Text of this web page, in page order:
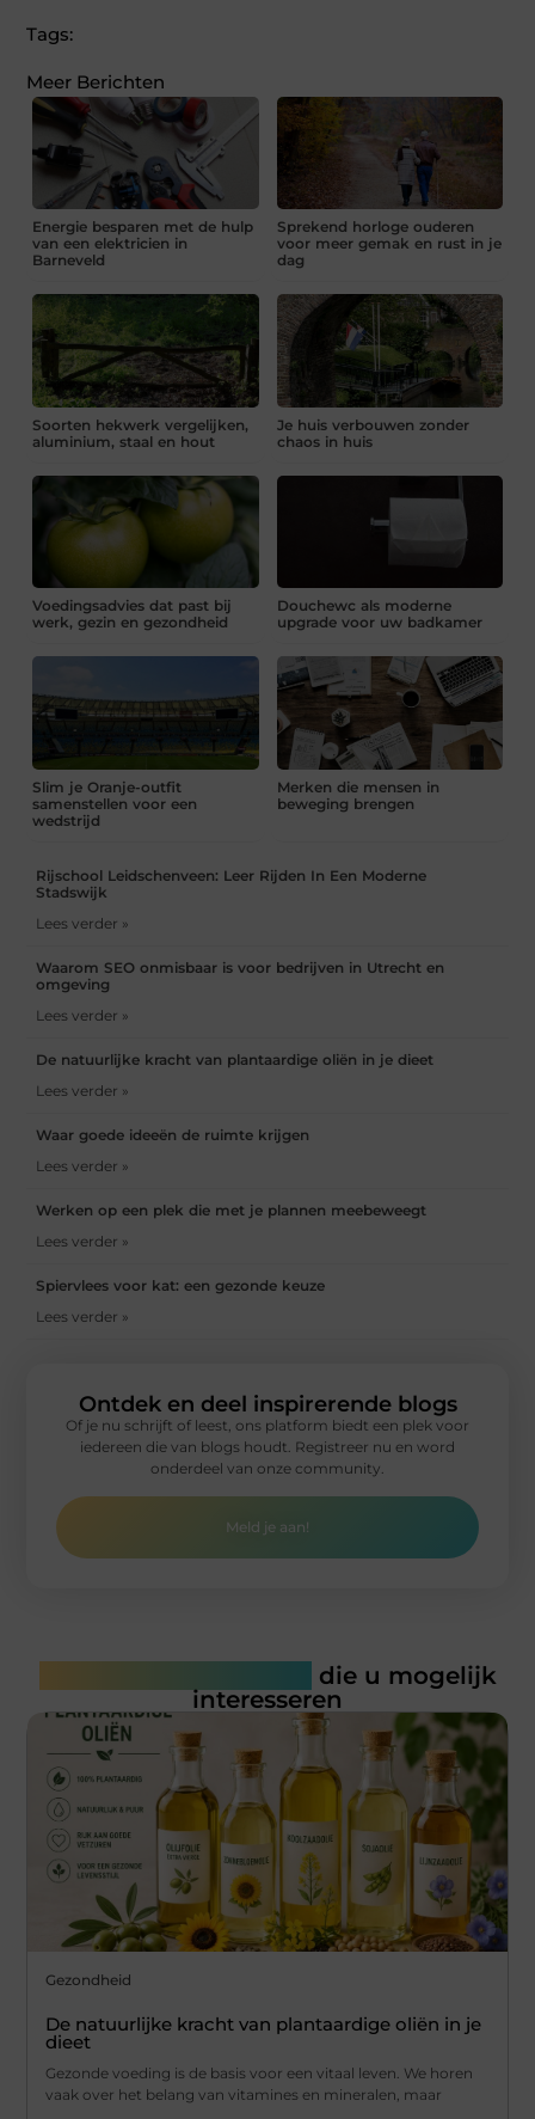
Tags:
Meer Berichten
Energie besparen met de hulp
van een elektricien in
Barneveld
Sprekend horloge ouderen
voor meer gemak en rust in je
dag
Soorten hekwerk vergelijken,
aluminium, staal en hout
Je huis verbouwen zonder
chaos in huis
Voedingsadvies dat past bij
werk, gezin en gezondheid
Douchewc als moderne
upgrade voor uw badkamer
Slim je Oranje-outfit
samenstellen voor een
wedstrijd
Merken die mensen in
beweging brengen
Rijschool Leidschenveen: Leer Rijden In Een Moderne
Stadswijk
Lees verder »
Waarom SEO onmisbaar is voor bedrijven in Utrecht en
omgeving
Lees verder »
De natuurlijke kracht van plantaardige oliën in je dieet
Lees verder »
Waar goede ideeën de ruimte krijgen
Lees verder »
Werken op een plek die met je plannen meebeweegt
Lees verder »
Spiervlees voor kat: een gezonde keuze
Lees verder »
Ontdek en deel inspirerende blogs
Of je nu schrijft of leest, ons platform biedt een plek voor
iedereen die van blogs houdt. Registreer nu en word
onderdeel van onze community.
Meld je aan!
die u mogelijk
interesseren
Gezondheid
De natuurlijke kracht van plantaardige oliën in je
dieet
Gezonde voeding is de basis voor een vitaal leven. We horen
vaak over het belang van vitamines en mineralen, maar